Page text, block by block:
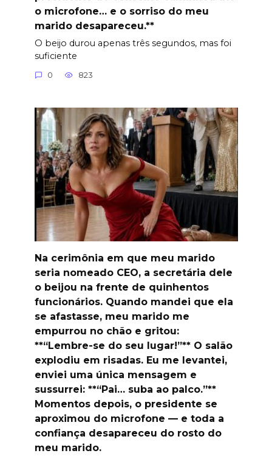
o microfone… e o sorriso do meu
marido desapareceu.**
O beijo durou apenas três segundos, mas foi
suficiente
0 823
Na cerimônia em que meu marido
seria nomeado CEO, a secretária dele
o beijou na frente de quinhentos
funcionários. Quando mandei que ela
se afastasse, meu marido me
empurrou no chão e gritou:
**“Lembre-se do seu lugar!”** O salão
explodiu em risadas. Eu me levantei,
enviei uma única mensagem e
sussurrei: **“Pai… suba ao palco.”**
Momentos depois, o presidente se
aproximou do microfone — e toda a
confiança desapareceu do rosto do
meu marido.